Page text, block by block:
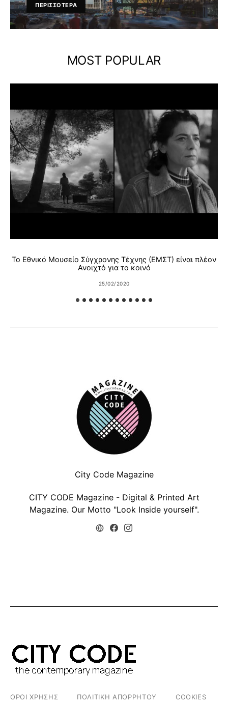
ΠΕΡΙΣΣΟΤΕΡΑ
MOST POPULAR
Το Εθνικό Μουσείο Σύγχρονης Τέχνης (ΕΜΣΤ) είναι πλέον
Ανοιχτό για το κοινό
25/02/2020
City Code Magazine
CITY CODE Magazine - Digital & Printed Art
Magazine. Our Motto "Look Inside yourself".
ΟΡΟΙ ΧΡΗΣΗΣ ΠΟΛΙΤΙΚΗ ΑΠΟΡΡΗΤΟΥ COOKIES